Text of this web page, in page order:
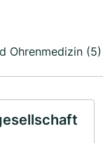
Ohrenmedizin (5)